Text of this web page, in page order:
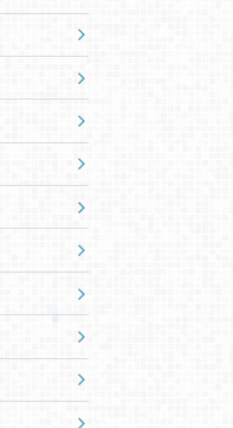
人はト
？素顔
長も調